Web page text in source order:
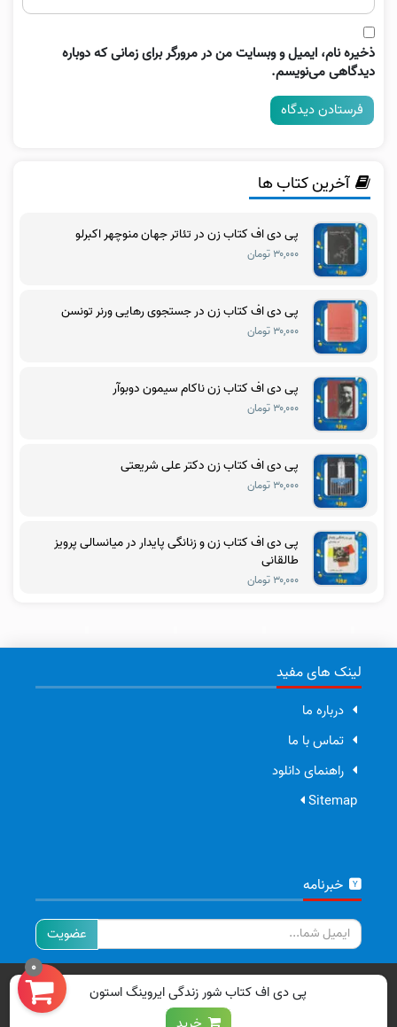
ذخیره نام، ایمیل و وبسایت من در مرورگر برای زمانی که دوباره
دیدگاهی می‌نویسم.
آخرین کتاب ها
پی دی اف کتاب زن در تئاتر جهان منوچهر اکبرلو
۳۰,۰۰۰ تومان
پی دی اف کتاب زن در جستجوی رهایی ورنر تونسن
۳۰,۰۰۰ تومان
پی دی اف کتاب زن ناکام سیمون دوبوآر
۳۰,۰۰۰ تومان
پی دی اف کتاب زن دکتر علی شریعتی
۳۰,۰۰۰ تومان
پی دی اف کتاب زن و زنانگی پایدار در میانسالی پرویز
طالقانی
۳۰,۰۰۰ تومان
لینک های مفید
درباره ما
تماس با ما
راهنمای دانلود
Sitemap
خبرنامه
ایمیل
تمامی حقوق برای سایت ما محفوظ است.
0
پی دی اف کتاب شور زندگی ایروینگ استون